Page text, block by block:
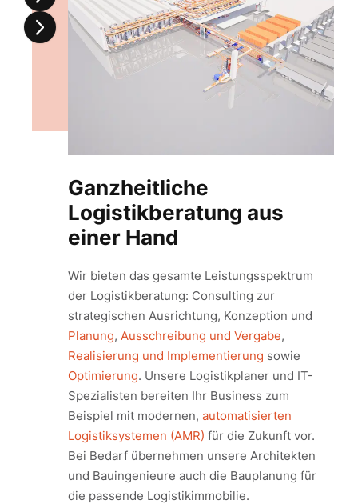
Ganzheitliche
Logistikberatung aus
einer Hand
Wir bieten das gesamte Leistungsspektrum
der Logistikberatung: Consulting zur
strategischen Ausrichtung, Konzeption und
Planung, Ausschreibung und Vergabe,
Realisierung und Implementierung sowie
Optimierung. Unsere Logistikplaner und IT-
Spezialisten bereiten Ihr Business zum
Beispiel mit modernen, automatisierten
Logistiksystemen (AMR) für die Zukunft vor.
Bei Bedarf übernehmen unsere Architekten
und Bauingenieure auch die Bauplanung für
die passende Logistikimmobilie.